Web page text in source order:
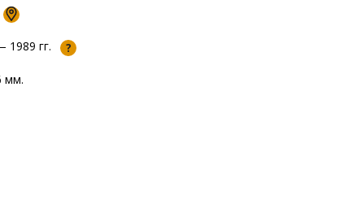
1989 гг. ?
мм.